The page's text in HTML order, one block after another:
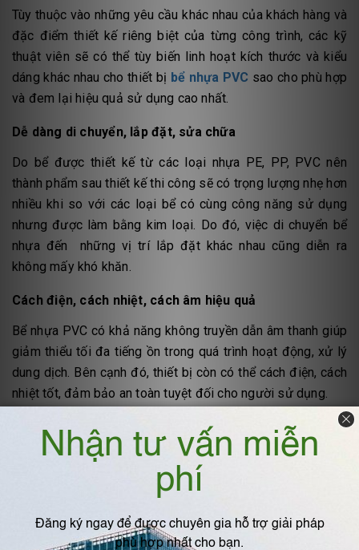
Tùy thuộc vào những yêu cầu khác nhau của khách hàng và
đặc điểm thiết kế riêng biệt của từng công trình, các kỹ
thuật viên sẽ có thể tùy biến linh hoạt kích thước và kiểu
dáng khác nhau cho thiết bị bể nhựa PVC sao cho phù hợp
và đem lại hiệu quả sử dụng cao nhất.
Dễ dàng di chuyển, lắp đặt, sửa chữa
Do bể được thiết kế từ các loại nhựa PE, PP, PVC nên
thành phẩm sau thiết kế thi công sẽ có trọng lượng nhẹ hơn
nhiều khi so với các loại bể có cùng công năng sử dụng
nhưng được làm bằng kim loại. Do đó, việc di chuyển bể
nhựa đến những vị trí lắp đặt khác nhau cũng diễn ra
không mấy khó khăn.
Cách điện, cách nhiệt, cách âm hiệu quả
Bể nhựa PVC có khả năng không truyền dẫn âm thanh giúp
giảm thiểu tối đa tiếng ồn trong quá trình hoạt động, xử lý
dung dịch. Bên cạnh đó, thiết bị còn có thể cách điện, cách
nhiệt tốt, đảm bảo an toàn tuyệt đối cho người sử dụng.
Hiện nay, Công ty TNHH Kỹ thuật IPF Việt Namlà đơn vị
uy tín số một tại thị trường Việt Nam chuyên cung cấp sản
phẩm bể nhựa PVC nói riêng và các sản phẩm công
nghiệp, phụ trợ công nghiệp nói chung. Các sản phẩm mà
IPF cung cấp chủ yếu phục vụ cho ngành xử lý khí thải và
nước thải. Với đội ngũ nhân viên nhiệt tình, đã có nhiều